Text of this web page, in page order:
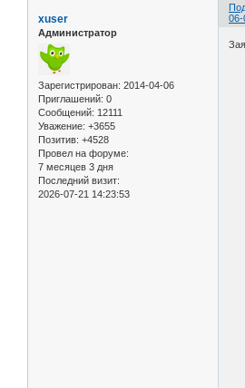
06-
xuser
Администратор
Зарегистрирован: 2014-04-06
Приглашений: 0
Сообщений: 12111
Уважение: +3655
Позитив: +4528
Провел на форуме:
7 месяцев 3 дня
Последний визит:
2026-07-21 14:23:53